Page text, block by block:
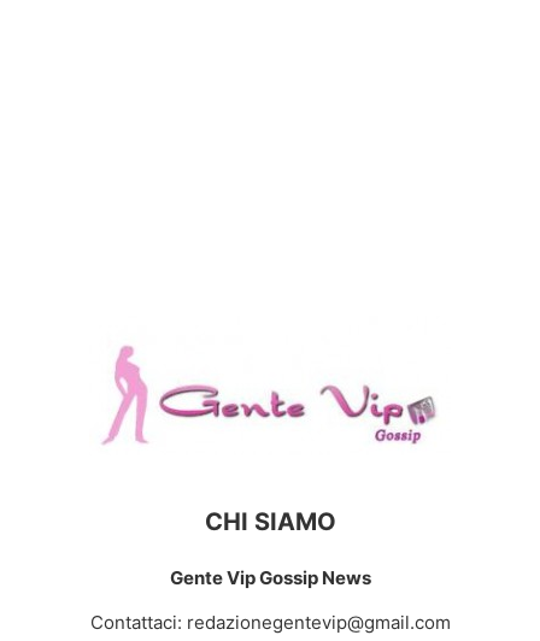
CHI SIAMO
Gente Vip Gossip News
Contattaci: redazionegentevip@gmail.com